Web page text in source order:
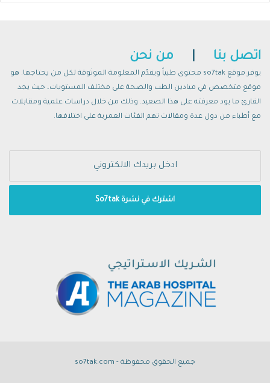
اتصل بنا من نحن
يوفر موقع so7tak محتوى طبياً ويقدّم المعلومة الموثوقة لكل من يحتاجها. هو
موقع متخصص في ميادين الطب والصحة على مختلف المستويات، حيث يجد
القارئ ما يود معرفته على هذا الصعيد. وذلك من خلال دراسات علمية ومقابلات
مع أطباء من دول عدة ومقالات تهم الفئات العمرية على اختلافها.
جميع الحقوق محفوظة - so7tak.com